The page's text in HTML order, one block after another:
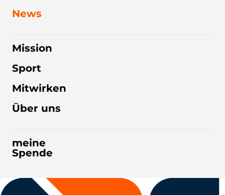
News
Mission
Sport
Mitwirken
Über uns
meine
Spende